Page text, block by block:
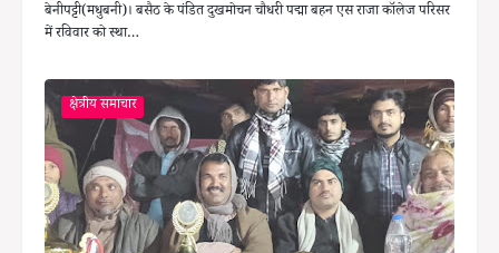
बेनीपट्टी(मधुबनी)। बसैठ के पंडित दुखमोचन चौधरी पद्मा बहन एस राजा कॉलेज परिसर
में रविवार को स्था…
क्षेत्रीय समाचार